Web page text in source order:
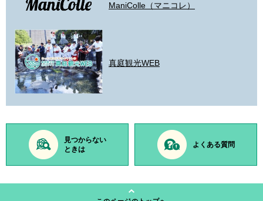
ManiColle（マニコレ）
真庭観光WEB
見つからない
ときは
よくある質問